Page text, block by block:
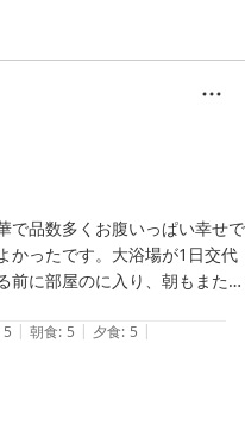
で品数多くお腹いっぱい幸せで
かったです。大浴場が1日交代
前に部屋のに入り、朝もまた入
を一人で寝れる贅沢♪
に着いたのですが、頑張って
います。次伺う時は3時から
5 | 朝食: 5 | 夕食: 5 |